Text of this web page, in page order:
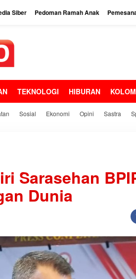
Siber Pedoman Ramah Anak
TEKNOLOGI HIBURAN KOLOM
Sosial Ekonomi Opini Sastra
Sarasehan
Dunia